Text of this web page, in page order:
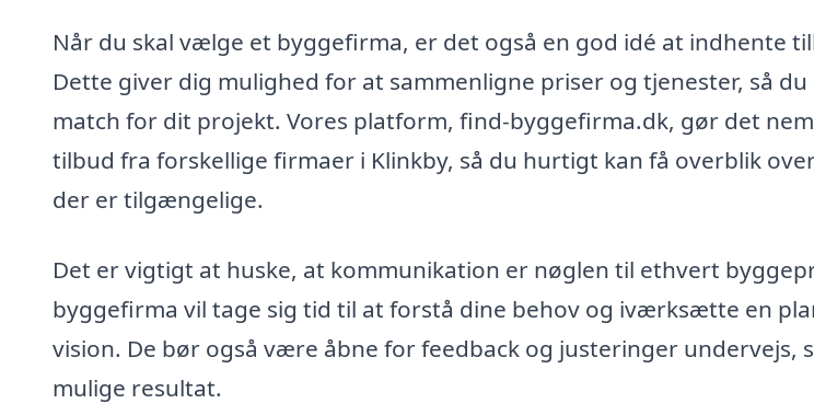
Når du skal vælge et byggefirma, er det også en god idé at indhente
Dette giver dig mulighed for at sammenligne priser og tjenester, så
match for dit projekt. Vores platform, find-byggefirma.dk, gør det
tilbud fra forskellige firmaer i Klinkby, så du hurtigt kan få overblik
der er tilgængelige.
Det er vigtigt at huske, at kommunikation er nøglen til ethvert
byggefirma vil tage sig tid til at forstå dine behov og iværksætte en
vision. De bør også være åbne for feedback og justeringer undervejs,
mulige resultat.